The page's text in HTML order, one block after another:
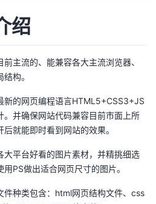
绍
前主流的、能兼容各大主流浏览器、
构。
新的网页编程语言HTML5+CSS3+JS
。并确保网站代码兼容目前市面上所
就能即时看到网站的效果。
大平台好看的图片素材，并精挑细选
PS做出适合网页尺寸的图片。
件种类包含：html网页结构文件、css